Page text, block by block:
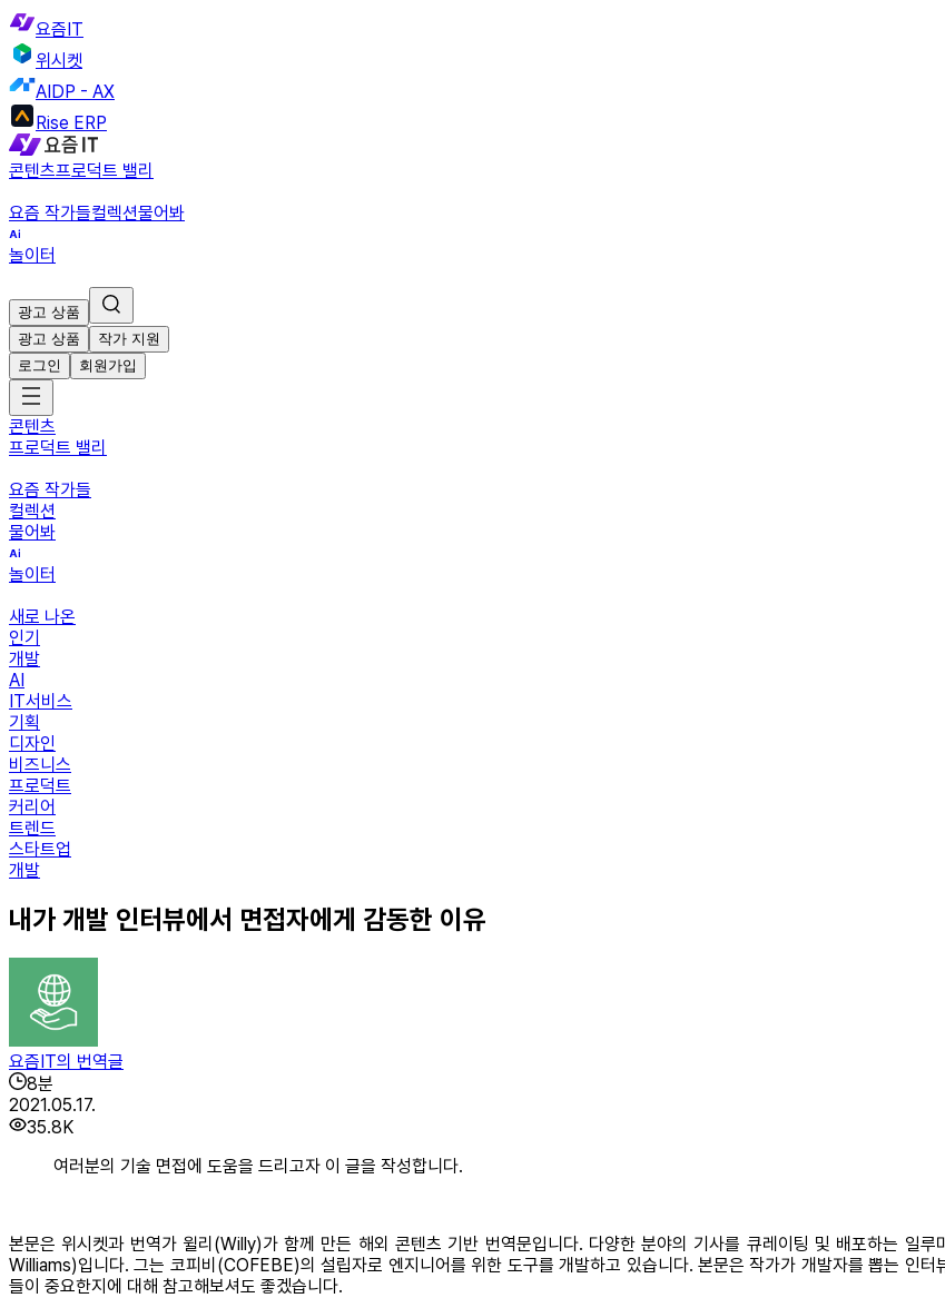
요즘IT
위시켓
AIDP - AX
Rise ERP
콘텐츠프로덕트 밸리
요즘 작가들컬렉션물어봐
놀이터
광고 상품
광고 상품
작가 지원
로그인
회원가입
콘텐츠
프로덕트 밸리
요즘 작가들
컬렉션
물어봐
놀이터
새로 나온
인기
개발
AI
IT서비스
기획
디자인
비즈니스
프로덕트
커리어
트렌드
스타트업
개발
내가 개발 인터뷰에서 면접자에게 감동한 이유
요즘IT의 번역글
8분
2021.05.17.
35.8K
여러분의 기술 면접에 도움을 드리고자 이 글을 작성합니다.
본문은 위시켓과 번역가 윌리(Willy)가 함께 만든 해외 콘텐츠 기반 번역문입니다. 다양한 분야의 기사를 큐레이팅 및 배포하는 일
Williams)입니다. 그는 코피비(COFEBE)의 설립자로 엔지니어를 위한 도구를 개발하고 있습니다. 본문은 작가가 개발자를 뽑는 인
들이 중요한지에 대해 참고해보셔도 좋겠습니다.